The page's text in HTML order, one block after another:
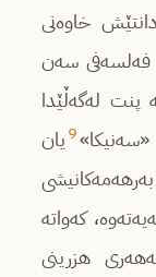
خاوەنی
فەلسەفی سەن
پنت لەگەڵێدا
9یان
کەواتە
هزرینی